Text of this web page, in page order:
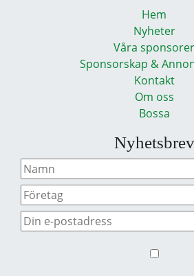
Hem
Nyheter
Våra sponsorer
Sponsorskap &
Kontakt
Om oss
Bossa
Nyhetsbrev